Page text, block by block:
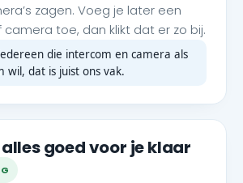
zagen. Voeg je later een
toe, dan klikt dat er zo bij.
die intercom en camera als
wil, dat is juist ons vak.
goed voor je klaar